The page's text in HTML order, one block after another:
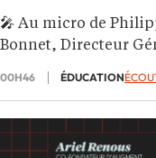
🎤 Au micro de
Bonnet, Directeur
00H46 ÉDUCATION